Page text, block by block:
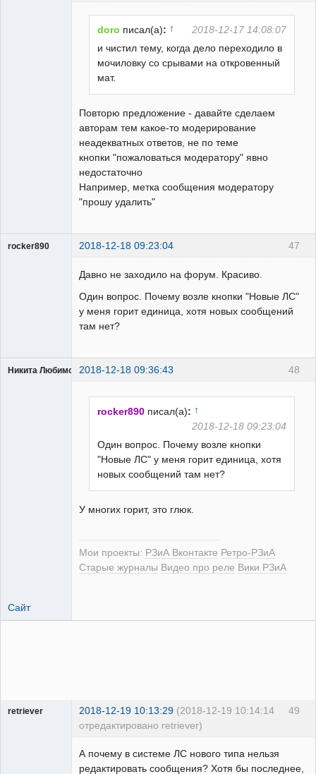
doro писал(а): ↑
2018-12-17 14:08:07
и чистил тему, когда дело переходило в
мочиловку со срывами на откровенный
мат.
Повторю предложение - давайте сделаем
авторам тем какое-то модерирование
неадекватных ответов, не по теме
кнопки "пожаловаться модератору" явно
недостаточно
Например, метка сообщения модератору
"прошу удалить"
47
rocker890 2018-12-18 09:23:04
ГИПроектировщик
Давно не заходило на форум. Красиво.
Один вопрос. Почему возле кнопки "Новые ЛС"
у меня горит единица, хотя новых сообщений
там нет?
48
Никита Любимов 2018-12-18 09:36:43
rocker890 писал(а): ↑
2018-12-18 09:23:04
Один вопрос. Почему возле кнопки
"Новые ЛС" у меня горит единица, хотя
новых сообщений там нет?
У многих горит, это глюк.
Мои проекты: РЗиА Вконтакте Ретро-РЗиА
Старые журналы Видео про реле Вики РЗиА
Сайт
49
retriever 2018-12-19 10:13:29 (2018-12-19 10:14:14
отредактировано retriever)
А почему в системе ЛС нового типа нельзя
редактировать сообщения? Хотя бы последнее,